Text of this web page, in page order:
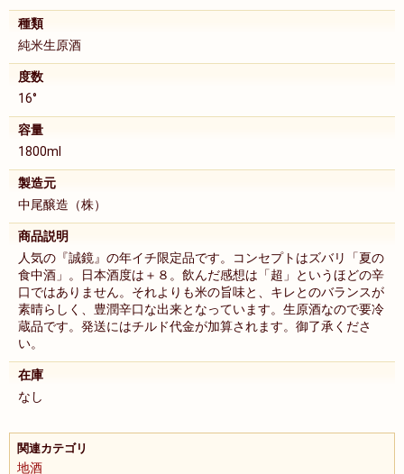
種類
純米生原酒
度数
16°
容量
1800ml
製造元
中尾醸造（株）
商品説明
人気の『誠鏡』の年イチ限定品です。コンセプトはズバリ「夏の
食中酒」。日本酒度は＋８。飲んだ感想は「超」というほどの辛
口ではありません。それよりも米の旨味と、キレとのバランスが
素晴らしく、豊潤辛口な出来となっています。生原酒なので要冷
蔵品です。発送にはチルド代金が加算されます。御了承くださ
い。
在庫
なし
関連カテゴリ
地酒